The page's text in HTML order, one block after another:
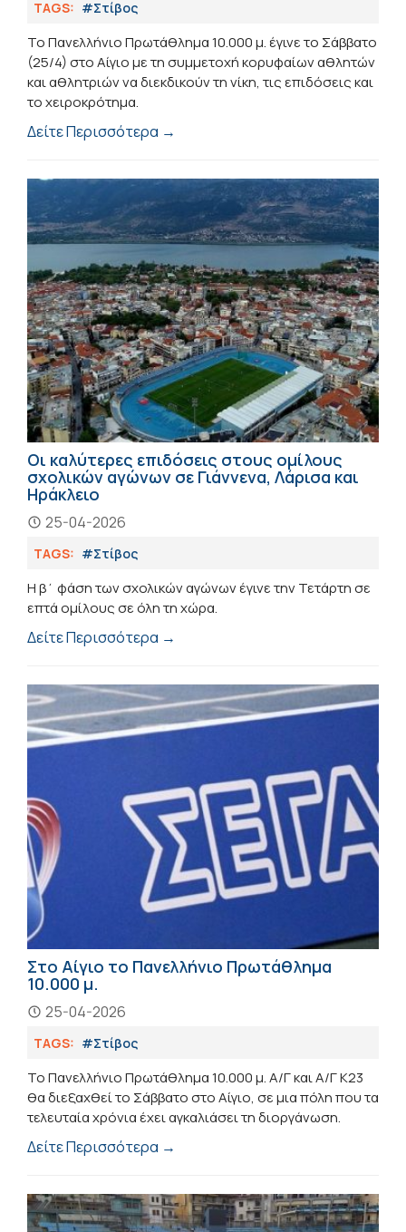
TAGS: #Στίβος
Το Πανελλήνιο Πρωτάθλημα 10.000 μ. έγινε το Σάββατο
(25/4) στο Αίγιο με τη συμμετοχή κορυφαίων αθλητών
και αθλητριών να διεκδικούν τη νίκη, τις επιδόσεις και
το χειροκρότημα.
Δείτε Περισσότερα →
Οι καλύτερες επιδόσεις στους ομίλους
σχολικών αγώνων σε Γιάννενα, Λάρισα και
Ηράκλειο
25-04-2026
TAGS: #Στίβος
Η β΄ φάση των σχολικών αγώνων έγινε την Τετάρτη σε
επτά ομίλους σε όλη τη χώρα.
Δείτε Περισσότερα →
Στο Αίγιο το Πανελλήνιο Πρωτάθλημα
10.000 μ.
25-04-2026
TAGS: #Στίβος
Το Πανελλήνιο Πρωτάθλημα 10.000 μ. Α/Γ και Α/Γ Κ23
θα διεξαχθεί το Σάββατο στο Αίγιο, σε μια πόλη που τα
τελευταία χρόνια έχει αγκαλιάσει τη διοργάνωση.
Δείτε Περισσότερα →